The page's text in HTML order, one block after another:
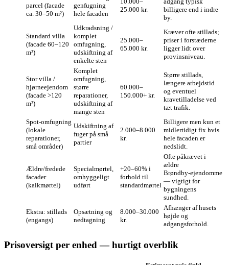
parcel (facade
ca. 30–50 m²)
genfugning
hele facaden
25.000 kr.
billigere end i indre
by.
Standard villa
(facade 60–120
m²)
Udkradsning /
komplet
omfugning,
udskiftning af
enkelte sten
25.000–
65.000 kr.
Kræver ofte stillads;
priser i forstæderne
ligger lidt over
provinsniveau.
Stor villa /
hjørneejendom
(facade >120
m²)
Komplet
omfugning,
større
reparationer,
udskiftning af
mange sten
60.000–
150.000+ kr.
Større stillads,
længere arbejdstid
og eventuel
kravetilladelse ved
tæt trafik.
Spot‑omfugning
(lokale
reparationer,
små områder)
Udskiftning af
fuger på små
partier
2.000–8.000
kr.
Billigere men kun et
midlertidigt fix hvis
hele facaden er
nedslidt.
Ældre/fredede
facader
(kalkmørtel)
Specialmørtel,
omhyggeligt
udført
+20–60% i
forhold til
standardmørtel
Ofte påkrævet i
ældre
Brøndby‑ejendomme
— vigtigt for
bygningens
sundhed.
Ekstra: stillads
(engangs)
Opsætning og
nedtagning
8.000–30.000
kr.
Afhænger af husets
højde og
adgangsforhold.
Prisoversigt per enhed — hurtigt overblik